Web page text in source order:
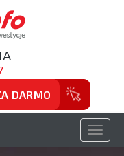
DARMO
Toggle